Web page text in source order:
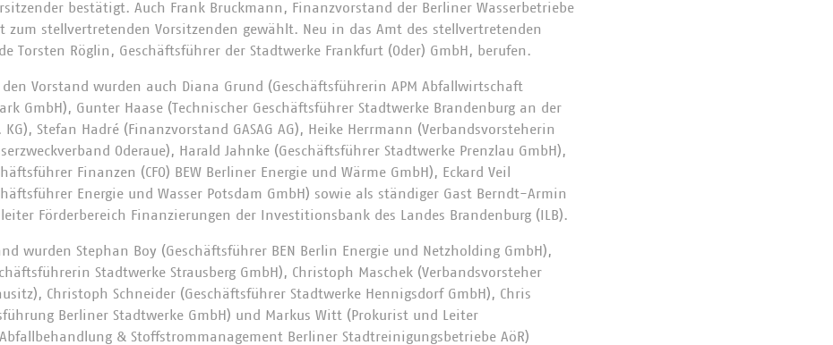
bestätigt. Auch Frank Bruckmann, Finanzvorstand der Berliner Wasserbetriebe
zum stellvertretenden Vorsitzenden gewählt. Neu in das Amt des stellvertretenden
Torsten Röglin, Geschäftsführer der Stadtwerke Frankfurt (Oder) GmbH, berufen.
Vorstand wurden auch Diana Grund (Geschäftsführerin APM Abfallwirtschaft
GmbH), Gunter Haase (Technischer Geschäftsführer Stadtwerke Brandenburg an der
KG), Stefan Hadré (Finanzvorstand GASAG AG), Heike Herrmann (Verbandsvorsteherin
Oderaue), Harald Jahnke (Geschäftsführer Stadtwerke Prenzlau GmbH),
Finanzen (CFO) BEW Berliner Energie und Wärme GmbH), Eckard Veil
Energie und Wasser Potsdam GmbH) sowie als ständiger Gast Berndt-Armin
Förderbereich Finanzierungen der Investitionsbank des Landes Brandenburg (ILB).
wurden Stephan Boy (Geschäftsführer BEN Berlin Energie und Netzholding GmbH),
Stadtwerke Strausberg GmbH), Christoph Maschek (Verbandsvorsteher
Christoph Schneider (Geschäftsführer Stadtwerke Hennigsdorf GmbH), Chris
Berliner Stadtwerke GmbH) und Markus Witt (Prokurist und Leiter
& Stoffstrommanagement Berliner Stadtreinigungsbetriebe AöR)